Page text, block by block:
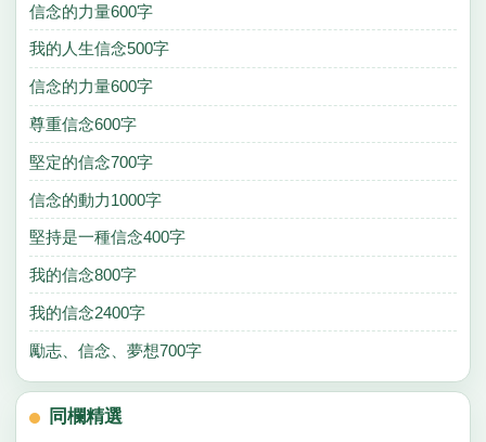
信念的力量600字
我的人生信念500字
信念的力量600字
尊重信念600字
堅定的信念700字
信念的動力1000字
堅持是一種信念400字
我的信念800字
我的信念2400字
勵志、信念、夢想700字
同欄精選